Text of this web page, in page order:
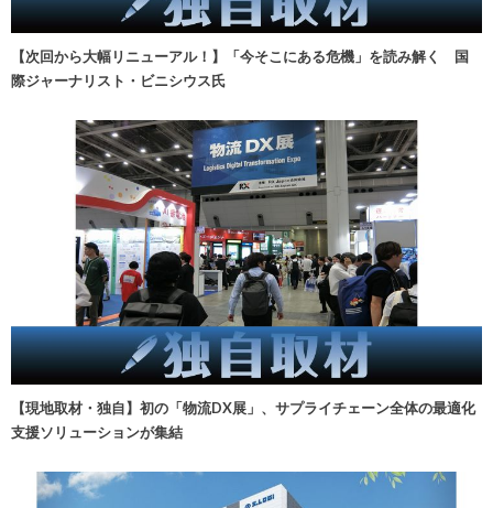
【次回から大幅リニューアル！】「今そこにある危機」を読み解く 国
際ジャーナリスト・ビニシウス氏
【現地取材・独自】初の「物流DX展」、サプライチェーン全体の最適化
支援ソリューションが集結